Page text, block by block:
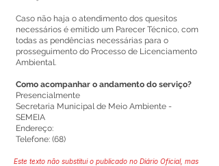
Caso não haja o atendimento dos quesitos
necessários é emitido um Parecer Técnico, com
todas as pendências necessárias para o
prosseguimento do Processo de Licenciamento
Ambiental.
Como acompanhar o andamento do serviço?
Presencialmente
Secretaria Municipal de Meio Ambiente -
SEMEIA
Endereço:
Telefone: (68)
Este texto não substitui o publicado no Diário Oficial, mas